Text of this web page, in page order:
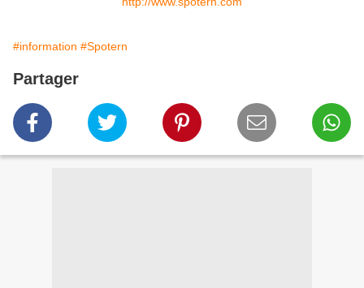
#information #Spotern
Partager